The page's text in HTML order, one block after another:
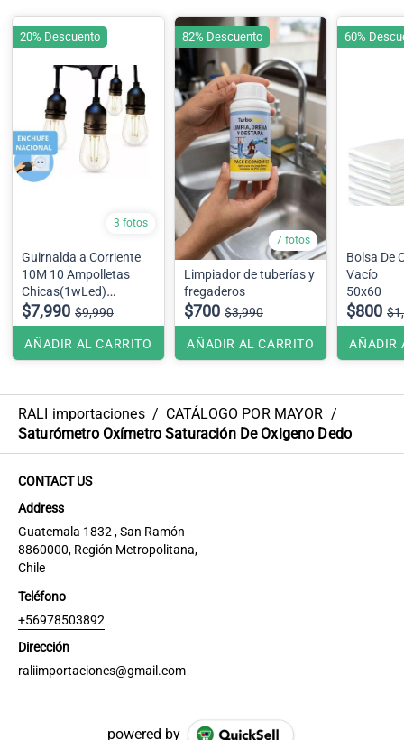
3 fotos
Guirnalda a Corriente
10M 10 Ampolletas
Chicas(1wLed)
terraza patio
Ampolletas Chicas
$7,990 $9,990
AÑADIR AL CARRITO
20% Descuento
7 fotos
Limpiador de tuberías y
fregaderos
$700 $3,990
AÑADIR AL CARRITO
82% Descuento
Bolsa De
Vacío
50x60
$800
AÑADIR
60%
RALI importaciones / CATÁLOGO POR MAYOR /
Saturómetro Oxímetro Saturación De Oxigeno Dedo
CONTACT US
Address
Guatemala 1832 , San Ramón -
8860000, Región Metropolitana,
Chile
Teléfono
+56978503892
Dirección
raliimportaciones@gmail.com
powered by